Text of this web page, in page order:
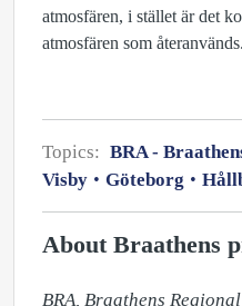
atmosfären, i stället är det
atmosfären som återanvänds.
Topics: BRA -
Visby
Göteborg
About Braathens
BRA, Braathens